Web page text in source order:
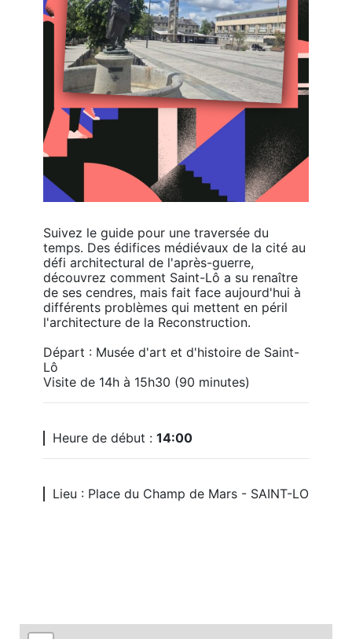
Suivez le guide pour une traversée du
temps. Des édifices médiévaux de la cité au
défi architectural de l'après-guerre,
découvrez comment Saint-Lô a su renaître
de ses cendres, mais fait face aujourd'hui à
différents problèmes qui mettent en péril
l'architecture de la Reconstruction.
Départ : Musée d'art et d'histoire de Saint-
Lô
Visite de 14h à 15h30 (90 minutes)
Heure de début : 14:00
Lieu : Place du Champ de Mars - SAINT-LO